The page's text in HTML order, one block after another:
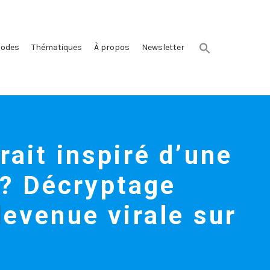
Thématiques À propos Newsletter
inspiré d’une
Décryptage
virale sur